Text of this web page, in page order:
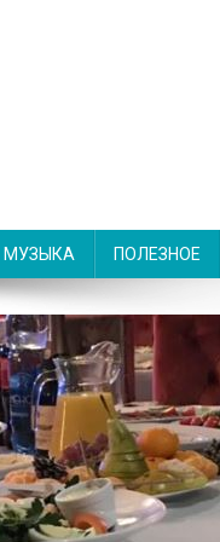
МУЗЫКА ПОЛЕЗНОЕ